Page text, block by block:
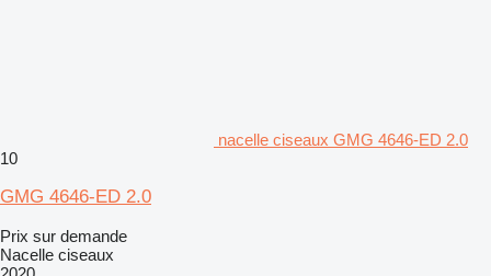
nacelle ciseaux GMG 4646-ED 2.0
10
GMG 4646-ED 2.0
Prix sur demande
Nacelle ciseaux